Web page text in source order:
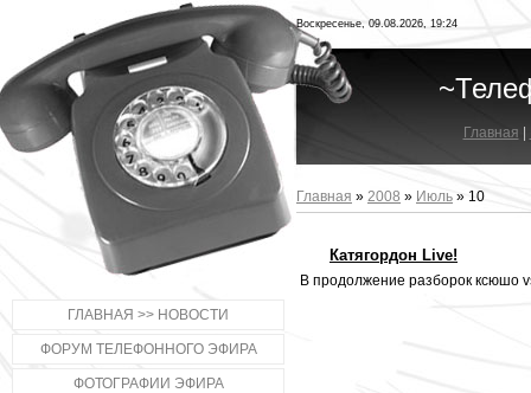
ГЛАВНАЯ >> НОВОСТИ
ФОРУМ ТЕЛЕФОННОГО ЭФИРА
ФОТОГРАФИИ ЭФИРА
Воскресенье, 09.08.2026, 19:24
Главная
Главная » 2008 » Июль » 10
Катягордон Live!
В продолжение разборок ксюшо